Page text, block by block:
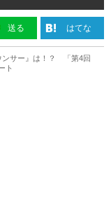
送る はてな
ンサー』は！？ 「第4回
ト